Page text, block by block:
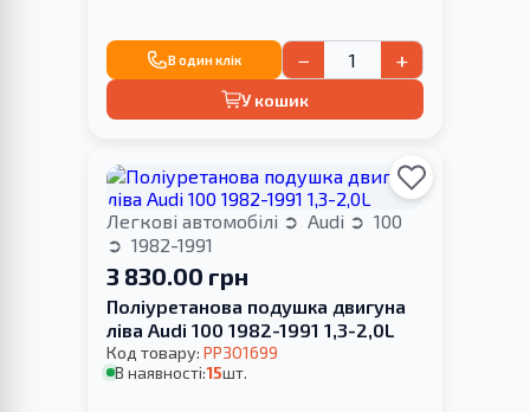
В один клік − +
У кошик
Легкові автомобілі Audi
100
1982-1991
3 830.00 грн
Поліуретанова подушка двигуна
ліва Audi 100 1982-1991 1,3-2,0L
Код товару: PP301699
В наявності:15шт.